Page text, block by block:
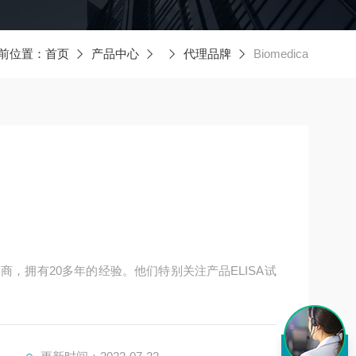
位置： 首页 产品中心 代理品牌 Biomedica
，拥有20多年的经验。他们特别关注产品ELISA试